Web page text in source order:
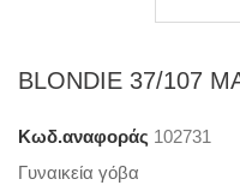
BLONDIE 37/107
Κωδ.αναφοράς 102731
Γυναικεία γόβα